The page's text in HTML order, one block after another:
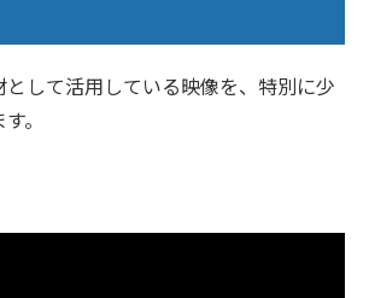
して活用している映像を、特別に少
。